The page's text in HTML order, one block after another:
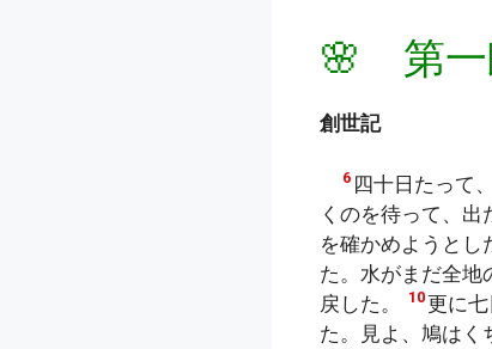
🌸 第一
創世記
6 四十日たって
くのを待って、出
を確かめようとし
た。水がまだ全地
戻した。
10更に
た。見よ、鳩はく